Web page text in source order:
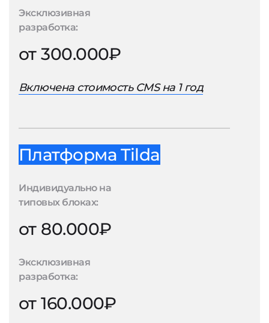
Эксклюзивная
разработка:
от 300.000₽
Включена стоимость CMS на 1 год
Платформа Tilda
Индивидуально на
типовых блоках:
от 80.000₽
Эксклюзивная
разработка:
от 160.000₽